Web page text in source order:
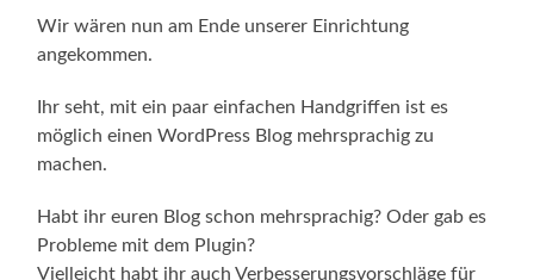
Wir wären nun am Ende unserer Einrichtung
angekommen.
Ihr seht, mit ein paar einfachen Handgriffen ist es
möglich einen WordPress Blog mehrsprachig zu
machen.
Habt ihr euren Blog schon mehrsprachig? Oder gab es
Probleme mit dem Plugin?
Vielleicht habt ihr auch Verbesserungsvorschläge für